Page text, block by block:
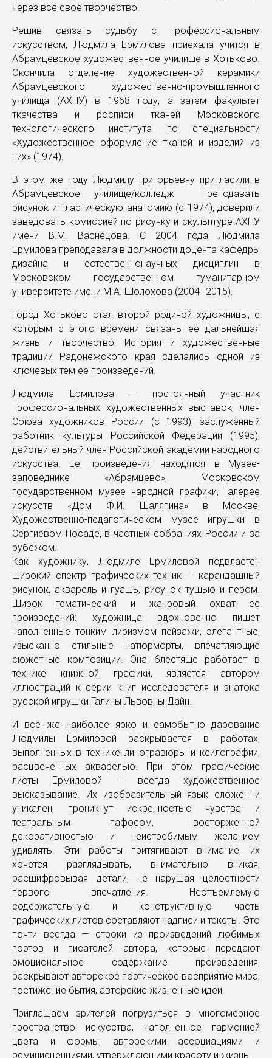
через всё своё творчество.
Решив связать судьбу с профессиональным
искусством, Людмила Ермилова приехала учится в
Абрамцевское художественное училище в Хотьково.
Окончила отделение художественной керамики
Абрамцевского художественно-промышленного
училища (АХПУ) в 1968 году, а затем факультет
ткачества и росписи тканей Московского
технологического института по специальности
«Художественное оформление тканей и изделий из
них» (1974).
В этом же году Людмилу Григорьевну пригласили в
Абрамцевское училище/колледж преподавать
рисунок и пластическую анатомию (с 1974), доверили
заведовать комиссией по рисунку и скульптуре АХПУ
имени В.М. Васнецова. С 2004 года Людмила
Ермилова преподавала в должности доцента кафедры
дизайна и естественнонаучных дисциплин в
Московском государственном гуманитарном
университете имени М.А. Шолохова (2004–2015).
Город Хотьково стал второй родиной художницы, с
которым с этого времени связаны её дальнейшая
жизнь и творчество. История и художественные
традиции Радонежского края сделались одной из
ключевых тем её произведений.
Людмила Ермилова — постоянный участник
профессиональных художественных выставок, член
Союза художников России (с 1993), заслуженный
работник культуры Российской Федерации (1995),
действительный член Российской академии народного
искусства. Её произведения находятся в Музее-
заповеднике «Абрамцево», Московском
государственном музее народной графики, Галерее
искусств «Дом Ф.И. Шаляпина» в Москве,
Художественно-педагогическом музее игрушки в
Сергиевом Посаде, в частных собраниях России и за
рубежом.
Как художнику, Людмиле Ермиловой подвластен
широкий спектр графических техник — карандашный
рисунок, акварель и гуашь, рисунок тушью и пером.
Широк тематический и жанровый охват её
произведений: художница вдохновенно пишет
наполненные тонким лиризмом пейзажи, элегантные,
изысканно стильные натюрморты, впечатляющие
сюжетные композиции. Она блестяще работает в
технике книжной графики, является автором
иллюстраций к серии книг исследователя и знатока
русской игрушки Галины Львовны Дайн.
И всё же наиболее ярко и самобытно дарование
Людмилы Ермиловой раскрывается в работах,
выполненных в технике линогравюры и ксилографии,
расцвеченных акварелью. При этом графические
листы Ермиловой — всегда художественное
высказывание. Их изобразительный язык сложен и
уникален, проникнут искренностью чувства и
театральным пафосом, восторженной
декоративностью и неистребимым желанием
удивлять. Эти работы притягивают внимание, их
хочется разглядывать, внимательно вникая,
расшифровывая детали, не нарушая целостности
первого впечатления. Неотъемлемую
содержательную и конструктивную часть
графических листов составляют надписи и тексты. Это
почти всегда — строки из произведений любимых
поэтов и писателей автора, которые передают
эмоциональное содержание произведения,
раскрывают авторское поэтическое восприятие мира,
постижение бытия, авторские жизненные идеи.
Приглашаем зрителей погрузиться в многомерное
пространство искусства, наполненное гармонией
цвета и формы, авторскими ассоциациями и
реминисценциями, утверждающими красоту и жизнь.